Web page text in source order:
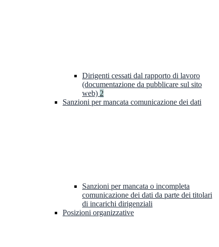
Dirigenti cessati dal rapporto di lavoro
(documentazione da pubblicare sul sito
web) 2
Sanzioni per mancata comunicazione dei dati
Sanzioni per mancata o incompleta
comunicazione dei dati da parte dei titolari
di incarichi dirigenziali
Posizioni organizzative